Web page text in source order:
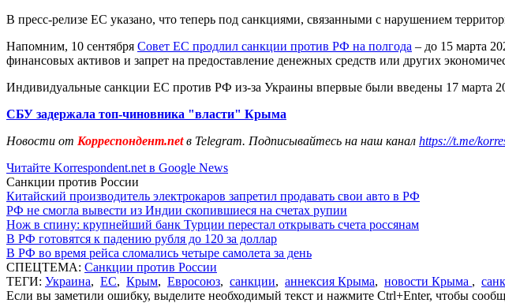
В пресс-релизе ЕС указано, что теперь под санкциями, связанными с нарушением
Напомним, 10 сентября Совет ЕС продлил санкции против РФ на полгода – до 15 марта
финансовых активов и запрет на предоставление денежных средств или других
Индивидуальные санкции ЕС против РФ из-за Украины впервые были введены 17 марта
СБУ задержала топ-чиновника "власти" Крыма
Новости от Корреспондент.netв Telegram. Подписывайтесь на наш канал https://t.me/
Читайте Korrespondent.net в Google News
Санкции против России
Китайский производитель электрокаров запретил продавать свои авто в РФ
РФ не смогла вывести из Индии скопившиеся на счетах рупии
Нож в спину: крупнейший банк Турции перестал открывать счета россянам
В РФ готовятся к падению рубля до 120 за доллар
В РФ во время рейса сломались четыре самолета за день
СПЕЦТЕМА: Санкции против России
ТЕГИ: Украина, ЕС, Крым, Евросоюз, санкции, аннексия Крыма, новости Крыма ,
Если вы заметили ошибку, выделите необходимый текст и нажмите Ctrl+Enter, чтобы